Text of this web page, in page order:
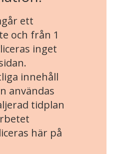
ett
och från 1
inget
innehåll
användas
tidplan
här på